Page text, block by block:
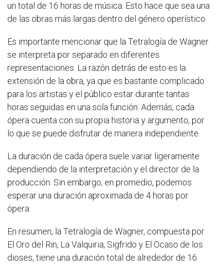
un total de 16 horas de música. Esto hace que sea una
de las obras más largas dentro del género operístico.
Es importante mencionar que la Tetralogía de Wagner
se interpreta por separado en diferentes
representaciones. La razón detrás de esto es la
extensión de la obra, ya que es bastante complicado
para los artistas y el público estar durante tantas
horas seguidas en una sola función. Además, cada
ópera cuenta con su propia historia y argumento, por
lo que se puede disfrutar de manera independiente.
La duración de cada ópera suele variar ligeramente
dependiendo de la interpretación y el director de la
producción. Sin embargo, en promedio, podemos
esperar una duración aproximada de 4 horas por
ópera.
En resumen, la Tetralogía de Wagner, compuesta por
El Oro del Rin, La Valquiria, Sigfrido y El Ocaso de los
dioses, tiene una duración total de alrededor de 16